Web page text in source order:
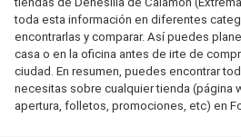
toda esta información en diferentes
encontrarlas y comparar. Así puedes
casa o en la oficina antes de irte de
ciudad. En resumen, puedes encontrar
necesitas sobre cualquier tienda (página
apertura, folletos, promociones, etc) en